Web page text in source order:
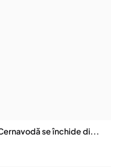
se închide di...